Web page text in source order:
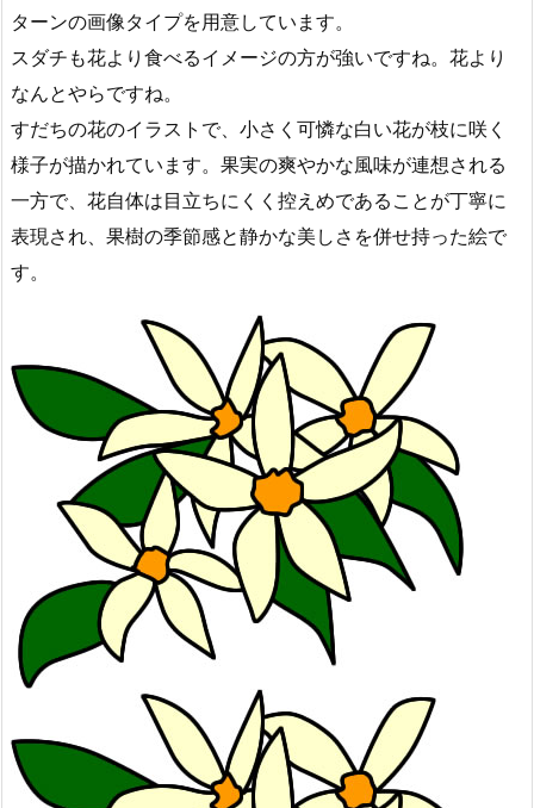
ターンの画像タイプを用意しています。
スダチも花より食べるイメージの方が強いですね。花より
なんとやらですね。
すだちの花のイラストで、小さく可憐な白い花が枝に咲く
様子が描かれています。果実の爽やかな風味が連想される
一方で、花自体は目立ちにくく控えめであることが丁寧に
表現され、果樹の季節感と静かな美しさを併せ持った絵で
す。